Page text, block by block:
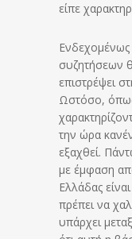
είπε
Ενδεχομένως
συζητήσεων
επιστρέψει
Ωστόσο, όπως
την ώρα
εξαχθεί.
με έμφαση
Ελλάδας
πρέπει να
υπάρχει